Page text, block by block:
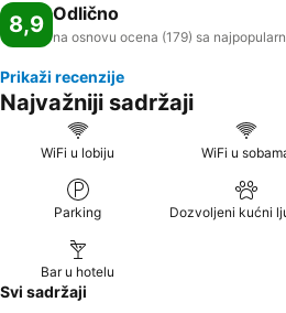
8,9 Odlično
na osnovu ocena (179) sa
Prikaži recenzije
Najvažniji sadržaji
WiFi u lobiju WiFi u
Parking Dozvoljeni kućni
Bar u hotelu
Svi sadržaji